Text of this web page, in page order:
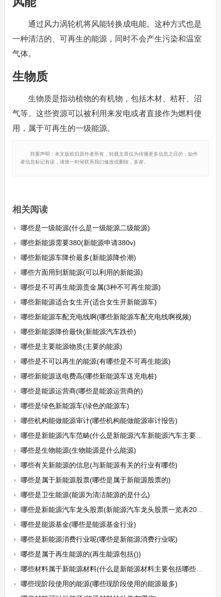
通过风力涡轮机将风能转换成电能。这种方式也是
一种清洁的、可再生的能源，同时不会产生污染和温室
气体。
生物质
生物质是指动植物的有机物，包括木材、秸秆、沼
气等。这些资源可以被利用来发电或者直接作为燃料使
用，属于可再生的一级能源。
郑重声明：本文版权归原作者所有，转载文章仅为传播更多信息之目的，如作
者信息标记有误，请第一时候联系我们修改或删除，多谢。
相关阅读
哪些是一级能源(什么是一级能源二级能源)
哪些新能源需要380(新能源申请380v)
哪些新能源车降价最多(新能源降价潮)
哪些方面用到新能源(可以利用的新能源)
哪些是不可再生能源贵金属(3种不可再生能源)
哪些新能源适合女生开(适合女生开新能源车)
哪些新能源车配充电线啊(哪些新能源车配充电线啊视频)
哪些新能源降价最快(新能源汽车跌价)
哪些是主要能源物质(主要的能源)
哪些是不可以再生的能源(有哪些是不可再生能源)
哪些新能源送电费高(哪些新能源车送充电桩)
哪些是能源运营商(哪些是能源运营商的)
哪些是绿色新能源车(绿色的能源车)
哪些机构能做能源审计(哪些机构能做能源审计报告)
哪些是新能源汽车范畴(什么是新能源汽车新能源汽车主要有哪几大类)
哪些是生物能源(生物能源是什么能源)
哪些有关新能源的信息(与新能源有关的行业有哪些)
哪些是属于新能源股票(哪些是属于新能源股票的)
哪些是卫生能源(能源为清洁能源的是什么)
哪些是新能源汽车龙头股票(新能源汽车龙头股票一览表2021)
哪些是能源基金(哪些是能源基金行业)
哪些是新能源消费行业呢(哪些是新能源消费行业呢)
哪些是属于再生能源的(再生能源包括())
哪些材料属于新能源材料(什么是新能源材料主要包括哪些部分)
哪些现阶段使用的能源(哪些现阶段使用的能源最多)